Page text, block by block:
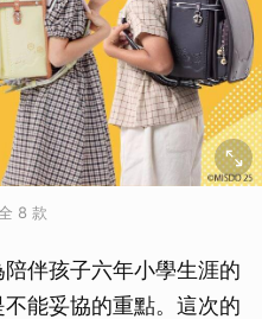
8 款
伴孩子六年小學生涯的
能妥協的重點。這次的